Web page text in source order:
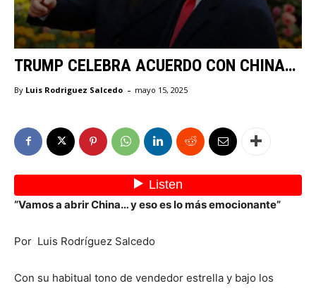
TRUMP CELEBRA ACUERDO CON CHINA…
By Luis Rodriguez Salcedo - mayo 15, 2025
“Vamos a abrir China… y eso es lo más emocionante”
Por Luis Rodríguez Salcedo
Con su habitual tono de vendedor estrella y bajo los